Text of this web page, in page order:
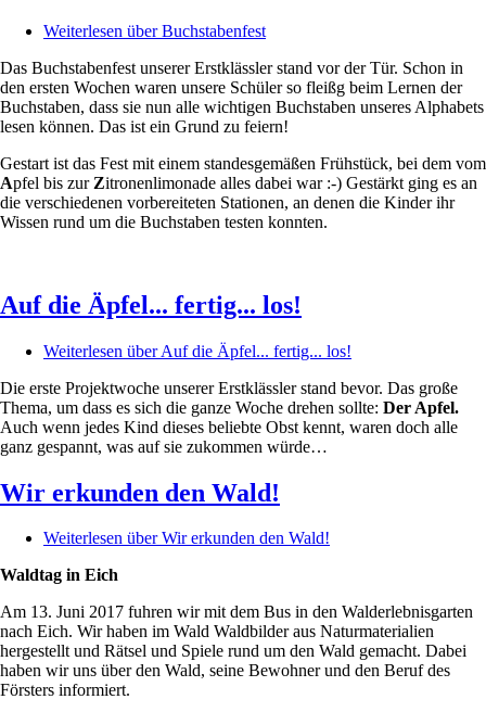
Weiterlesen über Buchstabenfest
Das Buchstabenfest unserer Erstklässler stand vor der Tür. Schon in
den ersten Wochen waren unsere Schüler so fleißg beim Lernen der
Buchstaben, dass sie nun alle wichtigen Buchstaben unseres Alphabets
lesen können. Das ist ein Grund zu feiern!
Gestart ist das Fest mit einem standesgemäßen Frühstück, bei dem vom
Apfel bis zur Zitronenlimonade alles dabei war :-) Gestärkt ging es an
die verschiedenen vorbereiteten Stationen, an denen die Kinder ihr
Wissen rund um die Buchstaben testen konnten.
Auf die Äpfel... fertig... los!
Weiterlesen über Auf die Äpfel... fertig... los!
Die erste Projektwoche unserer Erstklässler stand bevor. Das große
Thema, um dass es sich die ganze Woche drehen sollte: Der Apfel.
Auch wenn jedes Kind dieses beliebte Obst kennt, waren doch alle
ganz gespannt, was auf sie zukommen würde…
Wir erkunden den Wald!
Weiterlesen über Wir erkunden den Wald!
Waldtag in Eich
Am 13. Juni 2017 fuhren wir mit dem Bus in den Walderlebnisgarten
nach Eich. Wir haben im Wald Waldbilder aus Naturmaterialien
hergestellt und Rätsel und Spiele rund um den Wald gemacht. Dabei
haben wir uns über den Wald, seine Bewohner und den Beruf des
Försters informiert.